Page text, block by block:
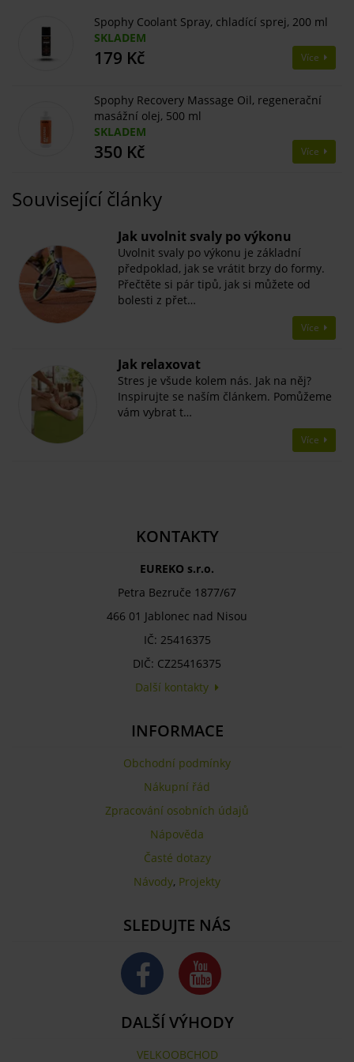
Spophy Coolant Spray, chladící sprej, 200 ml
SKLADEM
179 Kč Více
Spophy Recovery Massage Oil, regenerační
masážní olej, 500 ml
SKLADEM
350 Kč Více
Související články
​Jak uvolnit svaly po výkonu
Uvolnit svaly po výkonu je základní
předpoklad, jak se vrátit brzy do formy.
Přečtěte si pár tipů, jak si můžete od
bolesti z přet…
Více
Jak relaxovat
Stres je všude kolem nás. Jak na něj?
Inspirujte se naším článkem. Pomůžeme
vám vybrat t…
Více
KONTAKTY
EUREKO s.r.o.
Petra Bezruče 1877/67
466 01 Jablonec nad Nisou
IČ: 25416375
DIČ: CZ25416375
Další kontakty
INFORMACE
Obchodní podmínky
Nákupní řád
Zpracování osobních údajů
Nápověda
Časté dotazy
Návody, Projekty
SLEDUJTE NÁS
DALŠÍ VÝHODY
VELKOOBCHOD